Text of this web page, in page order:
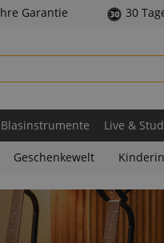
Garantie 30
Blasinstrumente Live &
Geschenkewelt